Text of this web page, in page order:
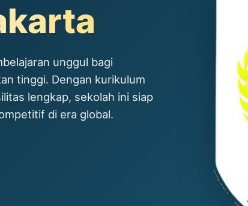
unggul bagi
tinggi. Dengan kurikulum
lengkap, sekolah ini siap
di era global.